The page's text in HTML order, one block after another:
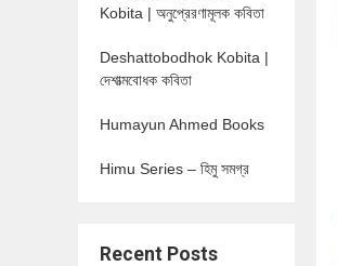
Kobita | অনুপ্রেরণামূলক কবিতা
Deshattobodhok Kobita |
দেশাত্মবোধক কবিতা
Humayun Ahmed Books
Himu Series – হিমু সমগ্র
Recent Posts